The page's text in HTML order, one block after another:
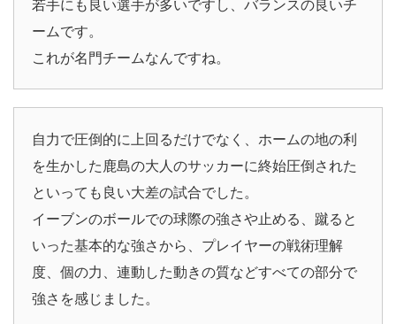
若手にも良い選手が多いですし、バランスの良いチ
ームです。
これが名門チームなんですね。
自力で圧倒的に上回るだけでなく、ホームの地の利
を生かした鹿島の大人のサッカーに終始圧倒された
といっても良い大差の試合でした。
イーブンのボールでの球際の強さや止める、蹴ると
いった基本的な強さから、プレイヤーの戦術理解
度、個の力、連動した動きの質などすべての部分で
強さを感じました。